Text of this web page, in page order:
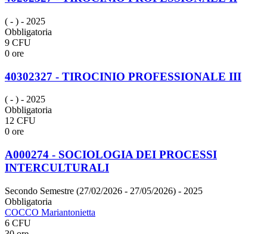
( - ) - 2025
Obbligatoria
9 CFU
0 ore
40302327 - TIROCINIO PROFESSIONALE III
( - ) - 2025
Obbligatoria
12 CFU
0 ore
A000274 - SOCIOLOGIA DEI PROCESSI
INTERCULTURALI
Secondo Semestre (27/02/2026 - 27/05/2026) - 2025
Obbligatoria
COCCO Mariantonietta
6 CFU